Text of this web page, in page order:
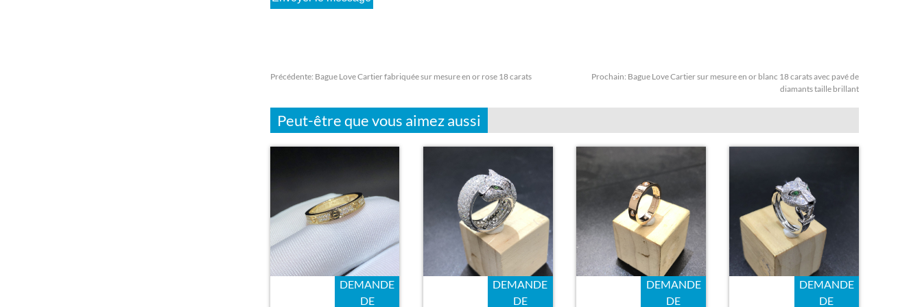
Précédente: Bague Love Cartier fabriquée sur mesure en or rose 18 carats Prochain: Bague Love Cartier sur mesure en or blanc 18 carats avec pavé de
diamants taille brillant
Peut-être que vous aimez aussi
DEMANDE
DE
DEMANDE
DE
DEMANDE
DE
DEMANDE
DE